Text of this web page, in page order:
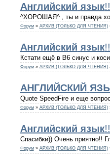
Английский язык
^ХОРОШАЯ^ , ты и правда
Форум » АРХИВ (ТОЛЬКО ДЛЯ ЧТЕНИЯ)
Английский язык
Кстати ещё в В6 синус и
Форум » АРХИВ (ТОЛЬКО ДЛЯ ЧТЕНИЯ)
АНГЛИЙСКИЙ
Quote SpeedFire и еще
Форум » АРХИВ (ТОЛЬКО ДЛЯ ЧТЕНИЯ)
Английский язык
Спасибки)) Очень приятно!!
Форум » АРХИВ (ТОЛЬКО ДЛЯ ЧТЕНИЯ)